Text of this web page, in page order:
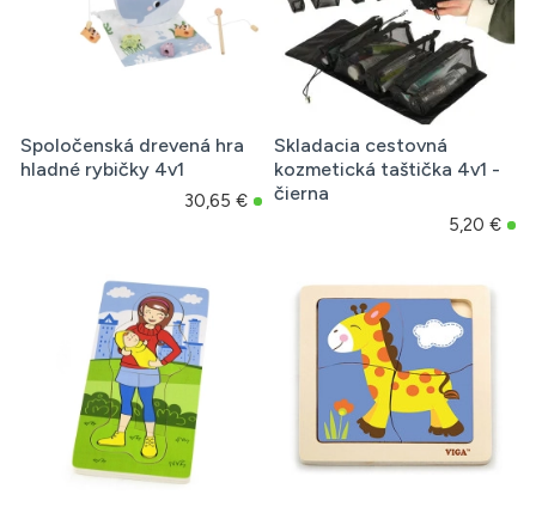
Spoločenská drevená hra
hladné rybičky 4v1
30,65 €
Skladacia cestovná
kozmetická taštička 4v1 -
čierna
5,20 €